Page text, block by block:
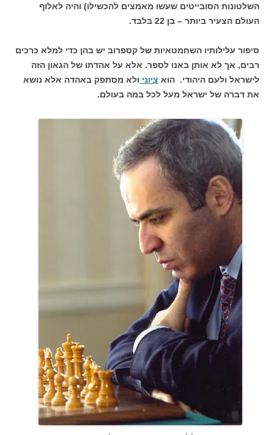
השלטונות הסובייטים שעשו מאמצים להכשילו) והיה לאלוף
העולם הצעיר ביותר – בן 22 בלבד.
סיפור עלילותיו השחמטאיות של קספרוב יש בהן כדי למלא כרכים
רבים, אך לא אותן באנו לספר. אלא על אהדתו של הגאון הזה
לישראל ולעם היהודי. הוא ציוני ולא מסתפק באהדה אלא נושא
את דברה של ישראל מעל לכל במה בעולם.